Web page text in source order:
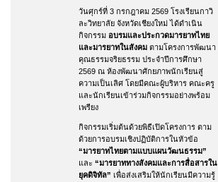
วันศุกร์ที่ 3 กรกฎาคม 2569 โรงเรียนกาวิ
ละวิทยาลัย จังหวัดเชียงใหม่ ได้ดำเนิน
กิจกรรม อบรมและประกวดมารยาทไทย
และมารยาทในสังคมตามโครงการพัฒนา
คุณธรรมจริยธรรม ประจำปีการศึกษา
2569 ณ ห้องพัฒนาศักยภาพนักเรียนสู่
ความเป็นเลิศ โดยมีคณะผู้บริหาร คณะครู
และนักเรียนเข้าร่วมกิจกรรมอย่างพร้อม
เพรียง
กิจกรรมเริ่มต้นด้วยพิธีเปิดโครงการ ตาม
ด้วยการอบรมเชิงปฏิบัติการในหัวข้อ
“มารยาทไทยตามแบบแผนวัฒนธรรม”
และ “มารยาททางสังคมและการสื่อสารใน
ยุคดิจิทัล” เพื่อส่งเสริมให้นักเรียนมีความรู้